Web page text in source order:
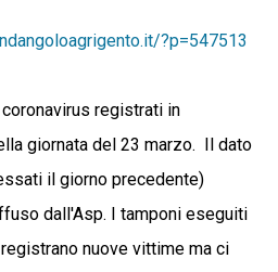
?p=547513
registrati in
giornata del 23 marzo. Il dato
il giorno precedente)
dall'Asp. I tamponi eseguiti
nuove vittime ma ci